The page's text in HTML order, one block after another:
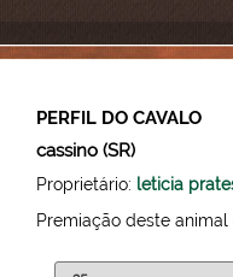
PERFIL DO CAVALO
cassino (SR)
Proprietário: leticia
Premiação deste animal